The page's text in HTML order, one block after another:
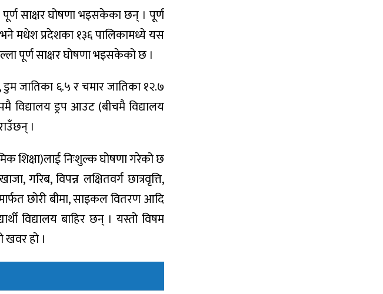
साक्षर घोषणा भइसकेका छन् । पूर्ण
मधेश प्रदेशका १३६ पालिकामध्ये यस
पूर्ण साक्षर घोषणा भइसकेको छ ।
जातिका ६.५ र चमार जातिका १२.७
विद्यालय ड्रप आउट (बीचमै विद्यालय
।
शिक्षा)लाई निःशुल्क घोषणा गरेको छ
गरिब, विपन्न लक्षितवर्ग छात्रवृत्ति,
छोरी बीमा, साइकल वितरण आदि
विद्यालय बाहिर छन् । यस्तो विषम
खवर हो ।